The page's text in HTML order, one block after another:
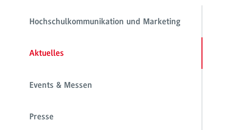
Hochschulkommunikation und Marketing
Aktuelles
Events & Messen
Presse